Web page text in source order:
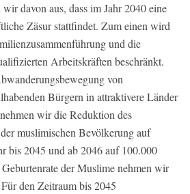
davon aus, dass im Jahr 2040 eine
Zäsur stattfindet. Zum einen wird
und die
Arbeitskräften beschränkt.
von
Bürgern in attraktivere Länder
wir die Reduktion des
muslimischen Bevölkerung auf
bis 2045 und ab 2046 auf 100.000
der Muslime nehmen wir
den Zeitraum bis 2045